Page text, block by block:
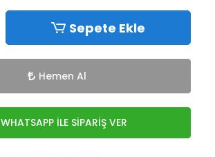
Sepete Ekle
Hemen Al
WHATSAPP İLE SİPARİŞ VER